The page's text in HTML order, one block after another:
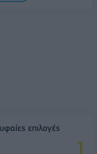
επιλογές